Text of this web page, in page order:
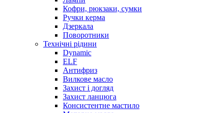
Кофри, рюкзаки, сумки
Ручки керма
Дзеркала
Поворотники
Технічні рідини
Dynamic
ELF
Антифриз
Вилкове масло
Захист і догляд
Захист ланцюга
Консистентне мастило